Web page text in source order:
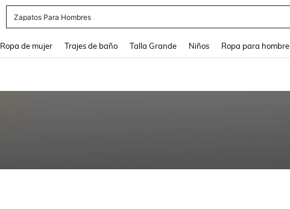
Zapatos Para Hombres
Ropa de mujer Trajes de baño Talla Grande Niños Ropa para hombre